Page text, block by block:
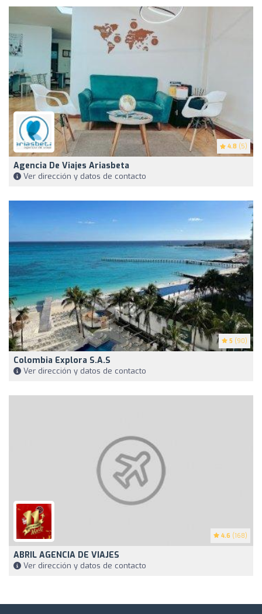
4.8 (5)
Agencia De Viajes Ariasbeta
Ver dirección y datos de contacto
5 (90)
Colombia Explora S.A.S
Ver dirección y datos de contacto
4.6 (168)
ABRIL AGENCIA DE VIAJES
Ver dirección y datos de contacto